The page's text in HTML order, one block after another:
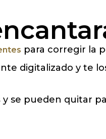
para corregir la
digitalizado y te
y se pueden quitar